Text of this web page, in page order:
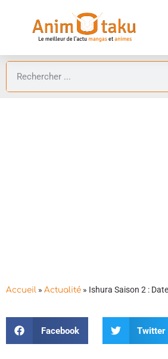
Accueil » Actualité » Ishura Saison 2 :
Facebook Twitter